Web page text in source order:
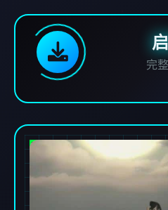
完